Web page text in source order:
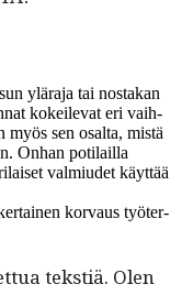
ylära­ja tai nos­takan
kokeil­e­vat eri vai­h­
sen osalta, mis­tä
Onhan poti­lail­la
valmi­udet käyt­tää
kor­vaus työter­
tek­stiä. Olen